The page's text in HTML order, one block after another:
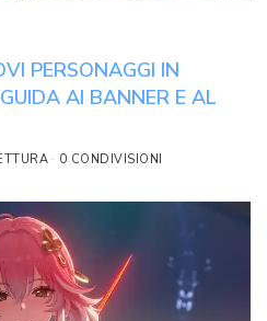
PERSONAGGI IN
AI BANNER E AL
0 CONDIVISIONI